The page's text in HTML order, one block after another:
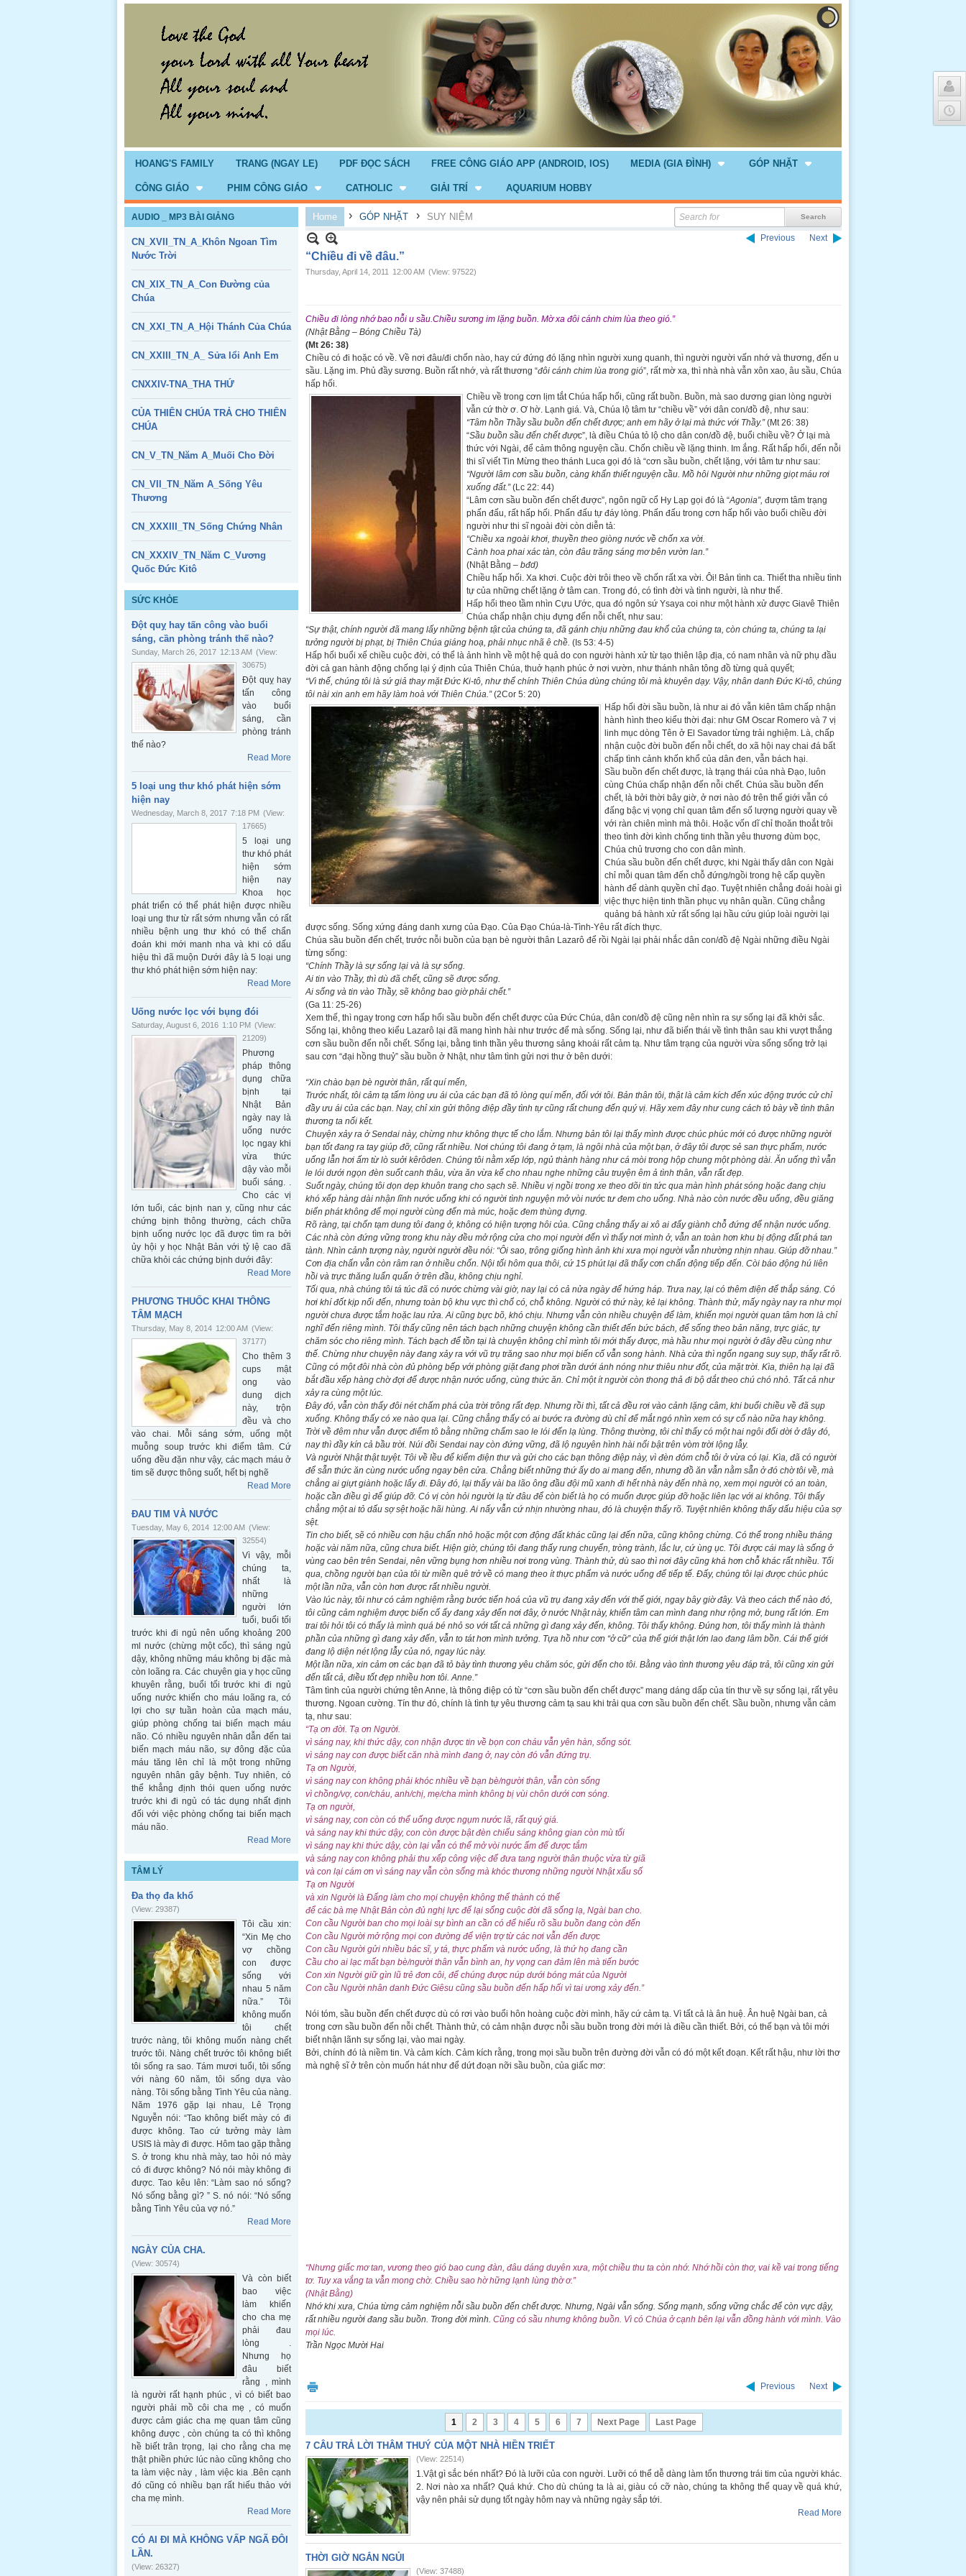
HOANG'S FAMILY TRANG (NGAY LE) PDF ĐỌC SÁCH FREE CÔNG GIÁO APP (ANDROID, IOS) MEDIA (GIA ĐÌNH) GÓP NHẶT
CÔNG GIÁO PHIM CÔNG GIÁO CATHOLIC GIẢI TRÍ AQUARIUM HOBBY
AUDIO _ MP3 BÀI GIẢNG
CN_XVII_TN_A_Khôn Ngoan Tìm
Nước Trời
CN_XIX_TN_A_Con Đường của
Chúa
CN_XXI_TN_A_Hội Thánh Của Chúa
CN_XXIII_TN_A_ Sửa lổi Anh Em
CNXXIV-TNA_THA THỨ
CỦA THIÊN CHÚA TRẢ CHO THIÊN
CHÚA
CN_V_TN_Năm A_Muối Cho Đời
CN_VII_TN_Năm A_Sống Yêu
Thương
CN_XXXIII_TN_Sống Chứng Nhân
CN_XXXIV_TN_Năm C_Vương
Quốc Đức Kitô
SỨC KHỎE
Đột quỵ hay tấn công vào buổi
sáng, cần phòng tránh thế nào?
Sunday, March 26, 2017 12:13 AM (View:
30675)
Đột quỵ hay
tấn công
vào buổi
sáng, cần
phòng tránh
thế nào?
Read More
5 loại ung thư khó phát hiện sớm
hiện nay
Wednesday, March 8, 2017 7:18 PM (View:
17665)
5 loại ung
thư khó phát
hiện sớm
hiện nay
Khoa học
phát triển có thể phát hiện được nhiều
loại ung thư từ rất sớm nhưng vẫn có rất
nhiều bệnh ung thư khó có thể chẩn
đoán khi mới manh nha và khi có dấu
hiệu thì đã muộn Dưới đây là 5 loại ung
thư khó phát hiện sớm hiện nay:
Read More
Uống nước lọc với bụng đói
Saturday, August 6, 2016 1:10 PM (View:
21209)
Phương
pháp thông
dụng chữa
bịnh tại
Nhật Bản
ngày nay là
uống nước
lọc ngay khi
vừa thức
dậy vào mỗi
buổi sáng. .
Cho các vị
lớn tuổi, các bịnh nan y, cũng như các
chứng bịnh thông thường, cách chữa
bịnh uống nước lọc đã được tìm ra bởi
ủy hội y học Nhật Bản với tỷ lệ cao đã
chữa khỏi các chứng bịnh dưới đây:
Read More
PHƯƠNG THUỐC KHAI THÔNG
TÂM MẠCH
Thursday, May 8, 2014 12:00 AM (View:
37177)
Cho thêm 3
cups mật
ong vào
dung dịch
này, trộn
đều và cho
vào chai. Mỗi sáng sớm, uống một
muỗng soup trước khi điểm tâm. Cứ
uống đều đặn như vậy, các mạch máu ở
tim sẽ được thông suốt, hết bị nghẽ
Read More
ĐAU TIM VÀ NƯỚC
Tuesday, May 6, 2014 12:00 AM (View:
32554)
Vì vậy, mỗi
chúng ta,
nhất là
những
người lớn
tuổi, buổi tối
trước khi đi ngủ nên uống khoảng 200
ml nước (chừng một cốc), thì sáng ngủ
dậy, không những máu không bị đặc mà
còn loãng ra. Các chuyên gia y học cũng
khuyên rằng, buổi tối trước khi đi ngủ
uống nước khiến cho máu loãng ra, có
lợi cho sự tuần hoàn của mạch máu,
giúp phòng chống tai biến mạch máu
não. Có nhiều nguyên nhân dẫn đến tai
biến mạch máu não, sự đông đặc của
máu tăng lên chỉ là một trong những
nguyên nhân gây bệnh. Tuy nhiên, có
thể khẳng định thói quen uống nước
trước khi đi ngủ có tác dụng nhất định
đối với việc phòng chống tai biến mạch
máu não.
Read More
TÂM LÝ
Đa thọ đa khổ
(View: 29387)
Tôi cầu xin:
“Xin Mẹ cho
vợ chồng
con được
sống với
nhau 5 năm
nữa.” Tôi
không muốn
tôi chết
trước nàng, tôi không muốn nàng chết
trước tôi. Nàng chết trước tôi không biết
tôi sống ra sao. Tám mươi tuổi, tôi sống
với nàng 60 năm, tôi sống dựa vào
nàng. Tôi sống bằng Tình Yêu của nàng.
Năm 1976 gặp lại nhau, Lê Trọng
Nguyễn nói: “Tao không biết mày có đi
được không. Tao cứ tưởng mày làm
USIS là mày đi được. Hôm tao gặp thằng
S. ở trong khu nhà mày, tao hỏi nó mày
có đi được không? Nó nói mày không đi
được. Tao kêu lên: “Làm sao nó sống?
Nó sống bằng gì? ” S. nó nói: “Nó sống
bằng Tình Yêu của vợ nó.”
Read More
NGÀY CỦA CHA.
(View: 30574)
Và còn biết
bao việc
làm khiến
cho cha mẹ
phải đau
lòng .
Nhưng họ
đâu biết
rằng , mình
là người rất hạnh phúc , vì có biết bao
người phải mồ côi cha mẹ , có muốn
được cảm giác cha mẹ quan tâm cũng
không được , còn chúng ta có thì không
hề biết trân trọng, lại cho rằng cha mẹ
thật phiền phức lúc nào cũng không cho
ta làm việc này , làm việc kia .Bên cạnh
đó cũng có nhiều bạn rất hiếu thảo với
cha mẹ mình.
Read More
CÓ AI ĐI MÀ KHÔNG VẤP NGÃ ĐÔI
LẦN.
(View: 26327)
Home › GÓP NHẶT › SUY NIỆM
Previous Next
“Chiều đi về đâu.”
Thursday, April 14, 2011 12:00 AM (View: 97522)
Chiều đi lòng nhớ bao nỗi u sầu.Chiều sương im lặng buồn. Mờ xa đôi cánh chim lùa theo gió.”
(Nhật Bằng – Bóng Chiều Tà)
(Mt 26: 38)
Chiều có đi hoặc có về. Về nơi đâu/đi chốn nào, hay cứ đứng đó lặng nhìn người xung quanh, thì người người vấn nhớ và thương, đến u
sầu. Lặng im. Phủ đầy sương. Buồn rất nhớ, và rất thương “đôi cánh chim lùa trong gió”, rất mờ xa, thì nhà nhà vẫn xôn xao, âu sầu, Chúa
hấp hối.
Chiều về trong cơn lịm tắt Chúa hấp hối, cũng rất buồn. Buồn, mà sao dương gian lòng người
vẫn cứ thờ ơ. Ơ hờ. Lạnh giá. Và, Chúa lộ tâm tư “chiều về” với dân con/đồ đệ, như sau:
“Tâm hồn Thầysầu buồn đến chết được; anh em hãy ở lại mà thức với Thầy.”(Mt 26: 38)
“Sầu buồn sầu đến chết được”, là điều Chúa tỏ lộ cho dân con/đồ đệ, buổi chiều về? Ở lại mà
thức với Ngài, để cảm thông nguyện cầu. Chốn chiều về lặng thinh. Im ắng. Rất hấp hối, đến nỗi
thi sĩ viết Tin Mừng theo thánh Luca gọi đó là “cơn sầu buồn, chết lặng, với tâm tư như sau:
“Người lâm cơn sầu buồn, càng khẩn thiết nguyện cầu. Mồ hôi Người như những giọt máu rơi
xuống đất.”(Lc 22: 44)
“Lâm cơn sầu buồn đến chết được”, ngôn ngữ cổ Hy Lạp gọi đó là “Agonia”, đượm tâm trạng
phấn đấu, rất hấp hối. Phấn đấu tự đáy lòng. Phấn đấu trong cơn hấp hối vào buổi chiều đời
người như thi sĩ ngoài đời còn diễn tả:
“Chiều xa ngoài khơi, thuyền theo giòng nước về chốn xa vời.
Cành hoa phai xác tàn, còn đâu trăng sáng mơ bên vườn lan.”
(Nhật Bằng – bđd)
Chiều hấp hối. Xa khơi. Cuộc đời trôi theo về chốn rất xa vời. Ôi! Bản tình ca. Thiết tha nhiều tình
tự của những chết lặng ở tâm can. Trong đó, có tình đời và tình người, là như thế.
Hấp hối theo tầm nhìn Cựu Ước, qua đó ngôn sứ Ysaya coi như một hành xử được Giavê Thiên
Chúa chấp nhận chịu đựng đến nỗi chết, như sau:
“Sự thật, chính người đã mang lấy những bệnh tật của chúng ta, đã gánh chịu những đau khổ của chúng ta, còn chúng ta, chúng ta lại
tưởng người bị phạt, bị Thiên Chúa giáng hoạ, phải nhục nhã ê chề. (Is 53: 4-5)
Hấp hối buổi xế chiều cuộc đời, có thể là ảnh hình về một hệ quả do con người hành xử từ tạo thiên lập địa, có nam nhân và nữ phụ đầu
đời cả gan hành động chống lại ý định của Thiên Chúa, thuở hạnh phúc ở nơi vườn, như thánh nhân tông đồ từng quả quyết;
“Vì thế, chúng tôi là sứ giả thay mặt Đức Ki-tô, như thể chính Thiên Chúa dùng chúng tôi mà khuyên dạy. Vậy, nhân danh Đức Ki-tô, chúng
tôi nài xin anh em hãy làm hoà với Thiên Chúa.”(2Cor 5: 20)
Hấp hối đời sầu buồn, là như ai đó vẫn kiên tâm chấp nhận
hành hình theo kiểu thời đại: như GM Oscar Romero và 7 vị
linh mục dòng Tên ở El Savador từng trải nghiệm. Là, chấp
nhận cuộc đời buồn đến nỗi chết, do xã hội nay chai đá bất
chấp tình cảnh khốn khổ của dân đen, vẫn bách hại.
Sầu buồn đến chết được, là trạng thái của nhà Đạo, luôn
cùng Chúa chấp nhận đến nỗi chết. Chúa sầu buồn đến
chết, là bởi thời bây giờ, ở nơi nào đó trên thế giới vẫn có
đấng bậc vị vọng chỉ quan tâm đến số lượng người quay về
với ràn chiên mình mà thôi. Hoặc vốn dĩ chỉ thoăn thoắt trôi
theo tình đời kình chống tinh thần yêu thương đùm bọc,
Chúa chủ trương cho con dân mình.
Chúa sầu buồn đến chết được, khi Ngài thấy dân con Ngài
chỉ mỗi quan tâm đến chỗ đứng/ngồi trong hệ cấp quyền
hành để dành quyền chỉ đạo. Tuyệt nhiên chẳng đoái hoài gì
việc thực hiện tinh thần phục vụ nhân quần. Cũng chẳng
quảng bá hành xử rất sống lại hầu cứu giúp loài người lại
được sống. Sống xứng đáng danh xưng của Đạo. Của Đạo Chúa-là-Tình-Yêu rất đích thực.
Chúa sầu buồn đến chết, trước nỗi buồn của bạn bè người thân Lazarô để rồi Ngài lại phải nhắc dân con/đồ đệ Ngài những điều Ngài
từng sống:
“Chính Thầy là sự sống lại và là sự sống.
Ai tin vào Thầy, thì dù đã chết, cũng sẽ được sống.
Ai sống và tin vào Thầy, sẽ không bao giờ phải chết.”
(Ga 11: 25-26)
Xem thế, thì ngay trong cơn hấp hối sầu buồn đến chết được của Đức Chúa, dân con/đồ đệ cũng nên nhìn ra sự sống lại đã khởi sắc.
Sống lại, không theo kiểu Lazarô lại đã mang hình hài như trước để mà sống. Sống lại, như đã biến thái về tình thân sau khi vượt thắng
cơn sầu buồn đến nỗi chết. Sống lại, bằng tinh thần yêu thương sảng khoái rất cảm tạ. Như tâm trạng của người vừa sống sống trở lại
sau cơn “đại hồng thuỷ” sầu buồn ở Nhật, như tâm tình gửi nơi thư ở bên dưới:
“Xin chào bạn bè người thân, rất quí mến,
Trước nhất, tôi cảm tạ tấm lòng ưu ái của các bạn đã tỏ lòng quí mến, đối với tôi. Bản thân tôi, thật là cảm kích đến xúc động trước cử chỉ
đầy ưu ái của các bạn. Nay, chỉ xin gửi thông điệp đầy tình tự cũng rất chung đến quý vị. Hãy xem đây như cung cách tỏ bày về tình thân
thương ta nối kết.
Chuyện xảy ra ở Sendai này, chừng như không thực tế cho lắm. Nhưng bản tôi lại thấy mình được chúc phúc mới có được những người
bạn tốt đang ra tay giúp đỡ, cũng rất nhiều. Nơi chúng tôi đang ở tạm, là ngôi nhà của một bạn, ở đây tôi được sẻ san thực phẩm, nước
uống lẫn hơi ấm từ lò suởi kêrôden. Chúng tôi nằm xếp lớp, ngủ thành hàng như cá mòi trong hộp chung một phòng dài. Ăn uống thì vẫn
le lói dưới ngọn đèn suốt canh thâu, vừa ăn vừa kể cho nhau nghe những câu truyện êm ả tình thân, vẫn rất đẹp.
Suốt ngày, chúng tôi dọn dẹp khuôn trang cho sạch sẽ. Nhiều vị ngồi trong xe theo dõi tin tức qua màn hình phát sóng hoặc đang chịu
khó xếp hàng dài nhận lĩnh nước uống khi có người tình nguyện mở vòi nước tư đem cho uống. Nhà nào còn nước đều uống, đều giăng
biển phát không để mọi người cùng đến mà múc, hoặc đem thùng đựng.
Rõ ràng, tại chốn tạm dung tôi đang ở, không có hiện tượng hôi của. Cũng chẳng thấy ai xô ai đẩy giành chỗ đứng để nhận nước uống.
Các nhà còn đứng vững trong khu này đều mở rộng cửa cho mọi người đến vì thấy nơi mình ở, vẫn an toàn hơn khu bị động đất phá tan
tành. Nhìn cảnh tượng này, người người đều nói: “Ôi sao, trông giống hình ảnh khi xưa mọi người vẫn nhường nhịn nhau. Giúp đỡ nhau.”
Cơn địa chấn vẫn còn râm ran ở nhiều chốn. Nội tối hôm qua thôi, cứ 15 phút lại đã thấy cơn chấn động tiếp đến. Còi báo động hú liên
hồi và trực thăng luẩn quẩn ở trên đầu, không chịu nghỉ.
Tối qua, nhà chúng tôi tá túc đã có nước chừng vài giờ, nay lại có cả nửa ngày để hứng háp. Trưa nay, lại có thêm điện để thắp sáng. Có
hơi khí đốt kịp nối đến, nhưng toàn bộ khu vực thì chổ có, chỗ không. Người có thứ này, kẻ lại không. Thành thử, mấy ngày nay ra như mọi
người chưa được tắm hoặc lau rửa. Ai cũng bực bõ, khó chịu. Nhưng vẫn còn nhiều chuyện để làm, khiến mọi người quan tâm hơn là chỉ
nghĩ đến riêng mình. Tôi thấy cũng nên tách bạch những chuyện không cần thiết đến bức bách, để sống theo bản năng, trực giác, tự
chăm sóc cho riêng mình. Tách bạch để tồn tại là chuyện không chỉ mình tôi mới thấy được, mà hầu như mọi người ở đây đều cùng như
thế. Chừng như chuyện này đang xảy ra với vũ trụ trăng sao như mọi biến cố vẫn song hành. Nhà cửa thì ngổn ngang suy sụp, thấy rất rõ.
Cũng có một đôi nhà còn đủ phòng bếp với phòng giặt đang phơi trần dưới ánh nóng như thiêu như đốt, của mặt trời. Kìa, thiên hạ lại đã
bắt đầu xếp hàng chờ đợi để được nhận nước uống, cùng thức ăn. Chỉ một ít người còn thong thả đi bộ dắt theo chú chó nhỏ. Tất cả như
xảy ra cùng một lúc.
Đây đó, vẫn còn thấy đôi nét chấm phá của trời trông rất đẹp. Nhưng rồi thì, tất cả đều rơi vào cảnh lặng câm, khi buổi chiều về đã sụp
xuống. Không thấy có xe nào qua lại. Cũng chẳng thấy có ai bước ra đường dù chỉ để mắt ngó nhìn xem có sự cố nào nữa hay không.
Trời về đêm như vẫn được điểm tô bằng những chấm sao le lói đến lạ lùng. Thông thường, tôi chỉ thấy có một hai ngôi đổi dời ở đây đó,
nay thì đầy kín cả bầu trời. Núi đồi Sendai nay còn đứng vững, đã lộ nguyên hình hài nổi bật trên vòm trời lộng lẫy.
Và người Nhật thật tuyệt. Tôi về lều để kiểm điện thư và gửi cho các bạn thông điệp này, vì đèn đóm chỗ tôi ở vừa có lại. Kìa, đã có người
để sẵn thức ăn cùng nước uống ngay bên cửa. Chẳng biết những thứ ấy do ai mang đến, nhưng đồ ăn vẫn nằm sẵn ở đó chờ tôi về, mà
chẳng ai giựt giành hoặc lấy đi. Đây đó, lại thấy vài ba lão ông đầu đội mũ xanh đi hết nhà này đến nhà nọ, xem mọi người có an toàn,
hoặc cần điều gì để giúp đỡ. Có vị còn hỏi người lạ từ đâu để còn biết là họ có muốn được giúp đỡ hoặc liên lạc với ai không. Tôi thấy
chẳng một ai tỏ dấu sợ sệt hoặc hãi hùng. Ai nấy vẫn cứ nhịn nhường nhau, đó là chuyện thấy rõ. Tuyệt nhiên không thấy dấu hiệu của sợ
sệt.
Tin cho biết, sẽ có nhiều cơn hậu chấn nhỏ hoặc một cơn động đất khác cũng lại đến nữa, cũng không chừng. Có thể trong nhiều tháng
hoặc vài năm nữa, cũng chưa biết. Hiện giờ, chúng tôi đang thấy rung chuyển, tròng trành, lắc lư, cứ ùng ục. Tôi được cái may là sống ở
vùng cao bên trên Sendai, nên vững bụng hơn nhiều nơi trong vùng. Thành thử, dù sao thì nơi đây cũng khá hơn chỗ khác rất nhiều. Tối
qua, chồng người bạn của tôi từ miền quê trở về có mang theo ít thực phẩm và nước uống để tiếp tế. Đấy, chúng tôi lại được chúc phúc
một lần nữa, vẫn còn hơn được rất nhiều người.
Vào lúc này, tôi như có cảm nghiệm rằng bước tiến hoá của vũ trụ đang xảy đến với thế giới, ngay bây giờ đây. Và theo cách thế nào đó,
tôi cũng cảm nghiệm được biến cố ấy đang xảy đến nơi đây, ở nước Nhật này, khiến tâm can mình đang như rộng mở, bung rất lớn. Em
trai tôi hỏi tôi có thấy là mình quá bé nhỏ so với tất cả những gì đang xảy đến, không. Tôi thấy không. Đúng hơn, tôi thấy mình là thành
phần của những gì đang xảy đến, vẫn to tát hơn mình tưởng. Tựa hồ như cơn “ở cữ” của thế giới thật lớn lao đang lâm bồn. Cái thế giới
đang lộ diện nét lộng lẫy của nó, ngay lúc này.
Một lần nữa, xin cảm ơn các bạn đã tỏ bày tình thương yêu chăm sóc, gửi đến cho tôi. Bằng vào tình thương yêu đáp trả, tôi cũng xin gửi
đến tất cả, điều tốt đẹp nhiều hơn tôi. Anne.”
Tâm tình của người chứng tên Anne, là thông điệp có từ “cơn sầu buồn đến chết được” mang dáng dấp của tín thư về sự sống lại, rất yêu
thương. Ngoan cường. Tín thư đó, chính là tình tự yêu thương cảm tạ sau khi trải qua cơn sầu buồn đến chết. Sầu buồn, nhưng vẫn cảm
tạ, như sau:
“Tạ ơn đời. Tạ ơn Người.
vì sáng nay, khi thức dậy, con nhận được tin về bọn con cháu vẫn yên hàn, sống sót.
vì sáng nay con được biết căn nhà mình đang ở, nay còn đó vẫn đứng trụ.
Tạ ơn Người,
vì sáng nay con không phải khóc nhiều về bạn bè/người thân, vẫn còn sống
vì chồng/vợ, con/cháu, anh/chị, mẹ/cha mình không bị vùi chôn dưới cơn sóng.
Tạ ơn người,
vì sáng nay, con còn có thể uống được ngụm nước lã, rất quý giá.
và sáng nay khi thức dậy, con còn được bật đèn chiếu sáng không gian còn mù tối
vì sáng nay khi thức dậy, còn lại vẫn có thể mở vòi nước ấm để được tắm
và sáng nay con không phải thu xếp công việc để đưa tang người thân thuộc vừa từ giã
và con lại cám ơn vì sáng nay vẫn còn sống mà khóc thương những người Nhật xấu số
Tạ ơn Người
và xin Người là Đấng làm cho mọi chuyện không thể thành có thể
để các bà mẹ Nhật Bản còn đủ nghị lực để lại sống cuộc đời đã sống lạ, Ngài ban cho.
Con cầu Người ban cho mọi loài sự bình an cần có để hiểu rõ sầu buồn đang còn đến
Con cầu Người mở rộng mọi con đường để viện trợ từ các nơi vẫn đến được
Con cầu Người gửi nhiều bác sĩ, y tá, thực phẩm và nước uống, là thứ họ đang cần
Cầu cho ai lạc mất bạn bè/người thân vẫn bình an, hy vọng can đảm lên mà tiến bước
Con xin Người giữ gìn lũ trẻ đơn côi, để chúng được núp dưới bóng mát của Người
Con cầu Người nhân danh Đức Giêsu cũng sầu buồn đến hấp hối vì tai ương xảy đến.”
Nói tóm, sầu buồn đến chết được dù có rơi vào buổi hôn hoàng cuộc đời mình, hãy cứ cảm tạ. Vì tất cả là ân huệ. Ân huệ Ngài ban, cả
trong cơn sầu buồn đến nỗi chết. Thành thử, có cảm nhận được nỗi sầu buồn trong đời mới là điều cần thiết. Bởi, có thế bạn và tôi mới
biết nhận lãnh sự sống lại, vào mai ngày.
Bởi, chính đó là niềm tin. Và cảm kích. Cảm kích rằng, trong mọi sầu buồn trên đường đời vẫn có đó một kết đoạn. Kết rất hậu, như lời thơ
mà nghệ sĩ ở trên còn muốn hát như để dứt đoạn nỡi sầu buồn, của giấc mơ:
“Nhưng giấc mơ tan, vương theo gió bao cung đàn, đâu dáng duyên xưa, một chiều thu ta còn nhớ. Nhớ hồi còn thơ, vai kề vai trong tiếng
tơ. Tuy xa vắng ta vẫn mong chờ. Chiều sao hờ hững lạnh lùng thờ ơ.”
(Nhật Bằng)
Nhớ khi xưa, Chúa từng cảm nghiệm nỗi sầu buồn đến chết được. Nhưng, Ngài vẫn sống. Sống mạnh, sống vững chắc để còn vực dậy,
rất nhiều người đang sầu buồn. Trong đời mình. Cũng có sầu nhưng không buồn. Vì có Chúa ở cạnh bên lại vẫn đồng hành với mình. Vào
mọi lúc.
Trần Ngọc Mười Hai
Previous Next
1 2 3 4 5 6 7 Next Page Last Page
7 CÂU TRẢ LỜI THÂM THUÝ CỦA MỘT NHÀ HIỀN TRIẾT
(View: 22514)
1.Vật gì sắc bén nhất? Đó là lưỡi của con người. Lưỡi có thể dễ dàng làm tổn thương trái tim của người khác.
2. Nơi nào xa nhất? Quá khứ. Cho dù chúng ta là ai, giàu có cỡ nào, chúng ta không thể quay về quá khứ,
vậy nên phải sử dụng tốt ngày hôm nay và những ngày sắp tới.
Read More
THỜI GIỜ NGẮN NGỦI
(View: 37488)